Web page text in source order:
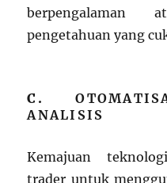
pengetahuan yang
C.
ANALISIS
Kemajuan
trader untuk